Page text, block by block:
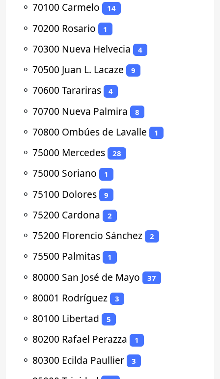
⚬ 70100 Carmelo 14
⚬ 70200 Rosario 1
⚬ 70300 Nueva Helvecia 4
⚬ 70500 Juan L. Lacaze 9
⚬ 70600 Tarariras 4
⚬ 70700 Nueva Palmira 8
⚬ 70800 Ombúes de Lavalle 1
⚬ 75000 Mercedes 28
⚬ 75000 Soriano 1
⚬ 75100 Dolores 9
⚬ 75200 Cardona 2
⚬ 75200 Florencio Sánchez 2
⚬ 75500 Palmitas 1
⚬ 80000 San José de Mayo 37
⚬ 80001 Rodríguez 3
⚬ 80100 Libertad 5
⚬ 80200 Rafael Perazza 1
⚬ 80300 Ecilda Paullier 3